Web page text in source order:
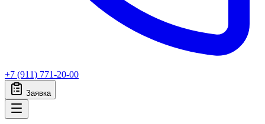
+7 (911) 771-20-00
Заявка